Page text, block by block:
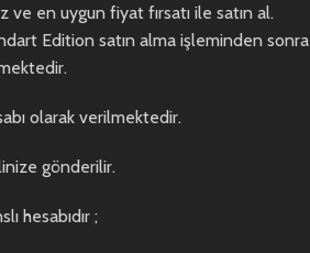
ve en uygun fiyat fırsatı ile satın al.
Edition satın alma işleminden sonra
olarak verilmektedir.
gönderilir.
hesabıdır ;